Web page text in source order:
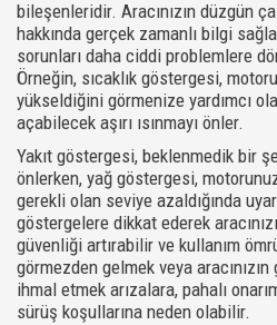
bileşenleridir. Aracınızın düzgün
hakkında gerçek zamanlı bilgi
sorunları daha ciddi problemlere
Örneğin, sıcaklık göstergesi,
yükseldiğini görmenize yardımcı
açabilecek aşırı ısınmayı önler.
Yakıt göstergesi, beklenmedik bir
önlerken, yağ göstergesi,
gerekli olan seviye azaldığında
göstergelere dikkat ederek
güvenliği artırabilir ve kullanım
görmezden gelmek veya
ihmal etmek arızalara, pahalı
sürüş koşullarına neden olabilir.